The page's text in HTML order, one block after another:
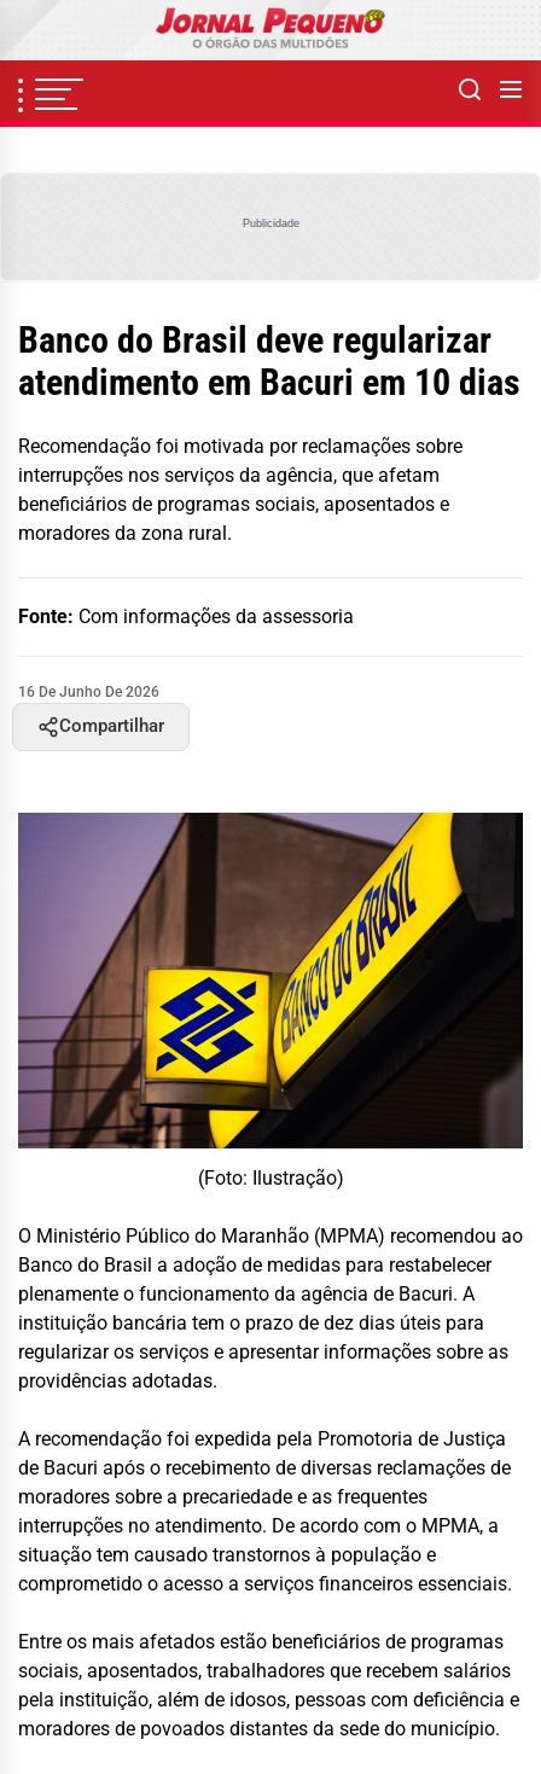
content
Publicidade
Banco do Brasil deve regularizar
atendimento em Bacuri em 10 dias
Recomendação foi motivada por reclamações sobre
interrupções nos serviços da agência, que afetam
beneficiários de programas sociais, aposentados e
moradores da zona rural.
Fonte: Com informações da assessoria
16 De Junho De 2026
Compartilhar
(Foto: Ilustração)
O Ministério Público do Maranhão (MPMA) recomendou ao
Banco do Brasil a adoção de medidas para restabelecer
plenamente o funcionamento da agência de Bacuri. A
instituição bancária tem o prazo de dez dias úteis para
regularizar os serviços e apresentar informações sobre as
providências adotadas.
A recomendação foi expedida pela Promotoria de Justiça
de Bacuri após o recebimento de diversas reclamações de
moradores sobre a precariedade e as frequentes
interrupções no atendimento. De acordo com o MPMA, a
situação tem causado transtornos à população e
comprometido o acesso a serviços financeiros essenciais.
Entre os mais afetados estão beneficiários de programas
sociais, aposentados, trabalhadores que recebem salários
pela instituição, além de idosos, pessoas com deficiência e
moradores de povoados distantes da sede do município.